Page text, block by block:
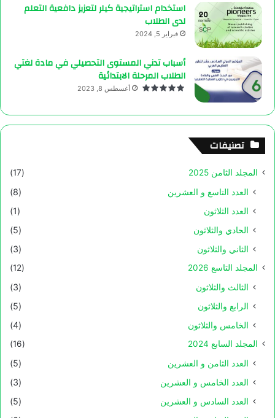
استخدام استراتيجية كيلر لتعزيز دافعية التعلم
لدى الطلاب
فبراير 5, 2024
أسباب تدني المستوى التحصيلي في مادة لغتي
الطلاب المرحلة الابتدائية
أغسطس 8, 2023
تصنيفات
المجلد الثامن 2025 (17)
العدد التاسع و العشرين
(8)
العدد الثلاثون
(1)
الحادي والثلاثون
(5)
الثاني والثلاثون
(3)
المجلد التاسع 2026 (12)
الثالث والثلاثون
(3)
الرابع والثلاثون
(5)
الخامس والثلاثون
(4)
المجلد السابع 2024 (16)
العدد الثامن و العشرين
(5)
العدد الخامس و العشرين
(3)
العدد السادس و العشرين
(5)